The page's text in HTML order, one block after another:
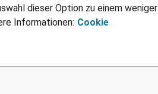
dieser Option zu einem weniger
Informationen: Cookie